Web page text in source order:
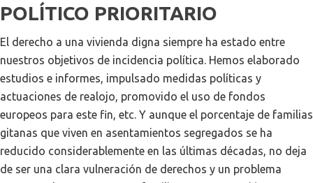
POLÍTICO PRIORITARIO
El derecho a una vivienda digna siempre ha estado entre
nuestros objetivos de incidencia política. Hemos elaborado
estudios e informes, impulsado medidas políticas y
actuaciones de realojo, promovido el uso de fondos
europeos para este fin, etc. Y aunque el porcentaje de familias
gitanas que viven en asentamientos segregados se ha
reducido considerablemente en las últimas décadas, no deja
de ser una clara vulneración de derechos y un problema